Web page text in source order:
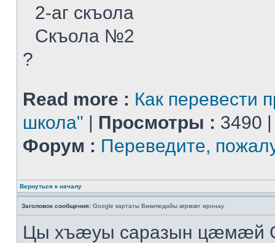
2-аг скъола
Скъола №2
?
Read more : Как перевести
школа" | Просмотры : 3490
Форум : Переведите,
Вернуться к началу
Заголовок сообщения: Google картаты Википедийы æрмæг иронау
Цы хъæуы саразын цæмæй